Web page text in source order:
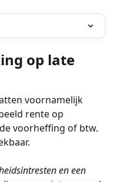
op late
voornamelijk
rente op
voorheffing of btw.
en een